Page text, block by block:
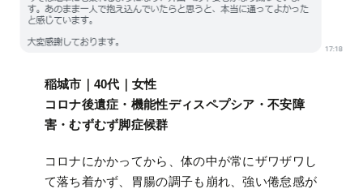
稲城市｜40代｜女性
コロナ後遺症・機能性ディスペプシア・不安障
害・むずむず脚症候群
コロナにかかってから、体の中が常にザワザワし
て落ち着かず、胃腸の調子も崩れ、強い倦怠感が